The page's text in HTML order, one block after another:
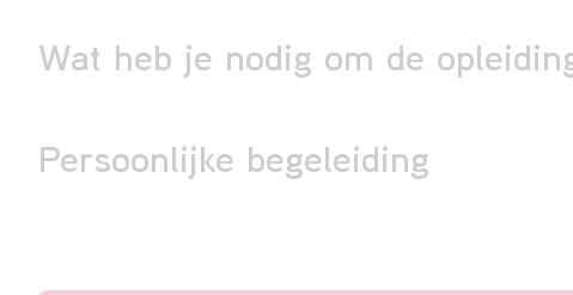
Wat heb je nodig om de
Persoonlijke begeleiding